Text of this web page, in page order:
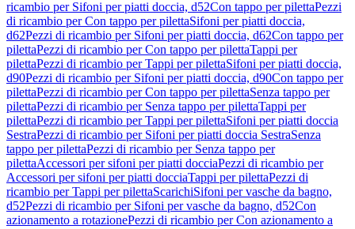
ricambio per Sifoni per piatti doccia, d52Con tappo per pilettaPezzi
di ricambio per Con tappo per pilettaSifoni per piatti doccia,
d62Pezzi di ricambio per Sifoni per piatti doccia, d62Con tappo per
pilettaPezzi di ricambio per Con tappo per pilettaTappi per
pilettaPezzi di ricambio per Tappi per pilettaSifoni per piatti doccia,
d90Pezzi di ricambio per Sifoni per piatti doccia, d90Con tappo per
pilettaPezzi di ricambio per Con tappo per pilettaSenza tappo per
pilettaPezzi di ricambio per Senza tappo per pilettaTappi per
pilettaPezzi di ricambio per Tappi per pilettaSifoni per piatti doccia
SestraPezzi di ricambio per Sifoni per piatti doccia SestraSenza
tappo per pilettaPezzi di ricambio per Senza tappo per
pilettaAccessori per sifoni per piatti docciaPezzi di ricambio per
Accessori per sifoni per piatti docciaTappi per pilettaPezzi di
ricambio per Tappi per pilettaScarichiSifoni per vasche da bagno,
d52Pezzi di ricambio per Sifoni per vasche da bagno, d52Con
azionamento a rotazionePezzi di ricambio per Con azionamento a